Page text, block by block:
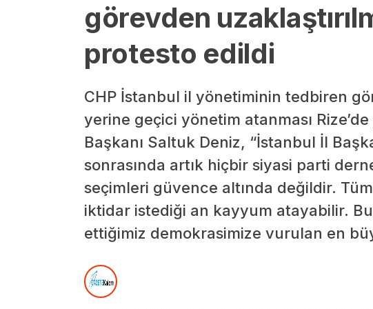
görevden
protesto edildi
CHP İstanbul il yönetiminin tedbiren
yerine geçici yönetim atanması
Başkanı Saltuk Deniz, “İstanbul İl
sonrasında artık hiçbir siyasi parti
seçimleri güvence altında değildir.
iktidar istediği an kayyum atayabilir.
ettiğimiz demokrasimize vurulan en